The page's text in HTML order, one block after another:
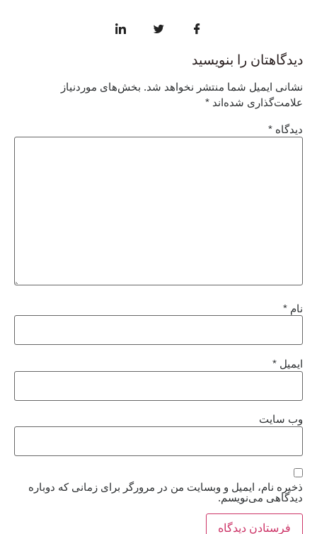
دیدگاهتان را بنویسید
نشانی ایمیل شما منتشر نخواهد شد. بخش‌های موردنیاز
علامت‌گذاری شده‌اند *
دیدگاه *
نام *
ایمیل *
وب‌ سایت
ذخیره نام، ایمیل و وبسایت من در مرورگر برای زمانی که دوباره
دیدگاهی می‌نویسم.